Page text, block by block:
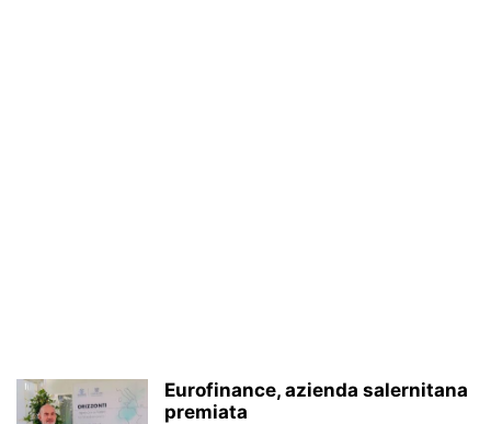
Eurofinance, azienda salernitana
premiata